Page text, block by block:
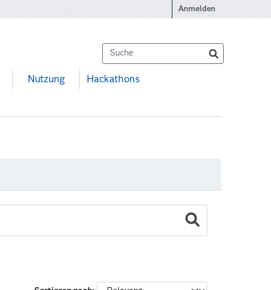
Anmelden
Nutzung Hackathons